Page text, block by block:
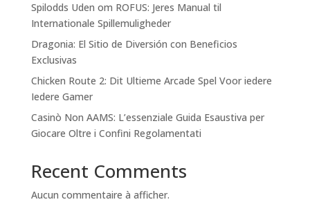
Spilodds Uden om ROFUS: Jeres Manual til
Internationale Spillemuligheder
Dragonia: El Sitio de Diversión con Beneficios
Exclusivas
Chicken Route 2: Dit Ultieme Arcade Spel Voor iedere
Iedere Gamer
Casinò Non AAMS: L’essenziale Guida Esaustiva per
Giocare Oltre i Confini Regolamentati
Recent Comments
Aucun commentaire à afficher.